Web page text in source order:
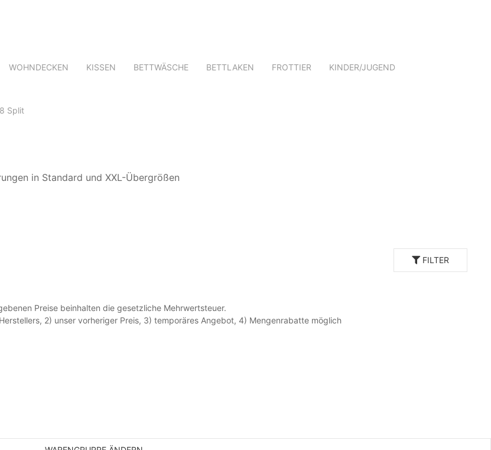
WOHNDECKEN KISSEN BETTWÄSCHE BETTLAKEN FROTTIER KINDER/JUGEND
Split
in Standard und XXL-Übergrößen
FILTER
Preise beinhalten die gesetzliche Mehrwertsteuer.
2) unser vorheriger Preis, 3) temporäres Angebot, 4) Mengenrabatte möglich